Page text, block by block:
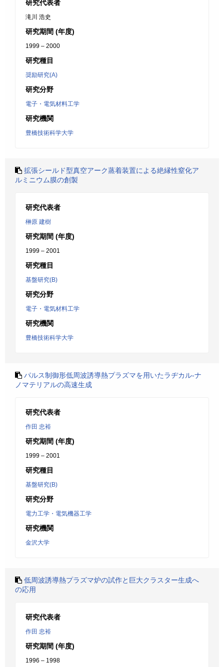
研究代表者
滝川 浩史
研究期間 (年度)
1999 – 2000
研究種目
奨励研究(A)
研究分野
電子・電気材料工学
研究機関
豊橋技術科学大学
拡張シールド型真空アーク蒸着装置による絶縁性窒化ア
ルミニウム膜の創製
研究代表者
榊原 建樹
研究期間 (年度)
1999 – 2001
研究種目
基盤研究(B)
研究分野
電子・電気材料工学
研究機関
豊橋技術科学大学
パルス制御形低周波誘導熱プラズマを用いたラヂカル-ナ
ノマテリアルの高速生成
研究代表者
作田 忠裕
研究期間 (年度)
1999 – 2001
研究種目
基盤研究(B)
研究分野
電力工学・電気機器工学
研究機関
金沢大学
低周波誘導熱プラズマ炉の試作と巨大クラスター生成へ
の応用
研究代表者
作田 忠裕
研究期間 (年度)
1996 – 1998